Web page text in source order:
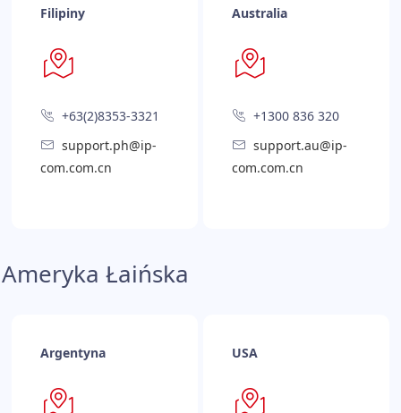
Filipiny
+63(2)8353-3321
support.ph@ip-
com.com.cn
Australia
+1300 836 320
support.au@ip-
com.com.cn
Ameryka Łaińska
Argentyna USA